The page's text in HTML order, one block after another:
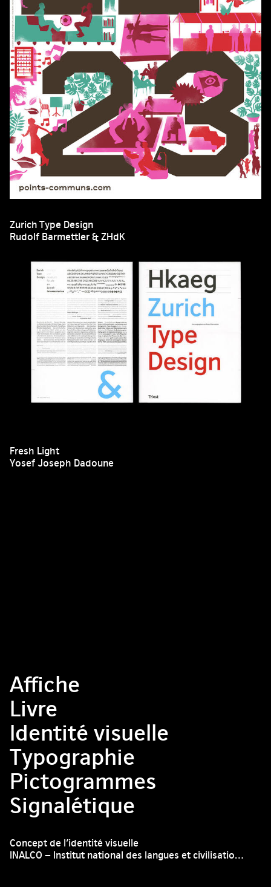
Zurich Type Design
Rudolf Barmettler & ZHdK
Fresh Light
Yosef Joseph Dadoune
Affiche
Livre
Identité visuelle
Typographie
Pictogrammes
Signalétique
Concept de l’identité visuelle
INALCO – Institut national des langues et civilisations orientales